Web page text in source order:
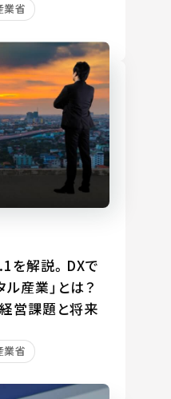
業省
を解説。DXで
産業」とは？
営課題と将来
業省